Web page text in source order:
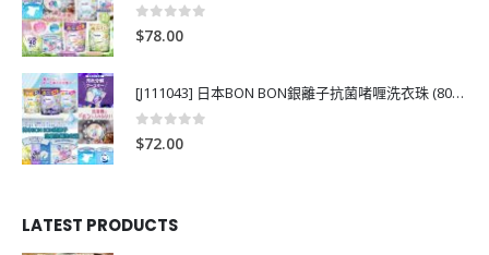
0out of 5
$78.00
[J111043] 日本BON BON銀離子抗菌啫喱洗衣珠 (80粒)
0
$72.00
LATEST PRODUCTS